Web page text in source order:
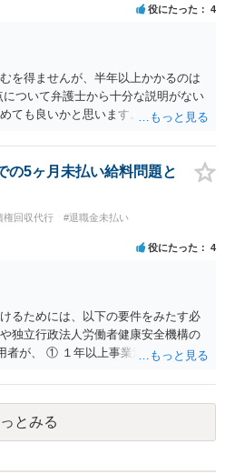
役にたった 4
を得ませんが、半年以上かかるのは
ついて弁護士から十分な説明がない
ても良いかと思います。
の5ヶ月未払い給料問題と
権回収代行
#退職金未払い
役にたった 4
るためには、以下の要件をみたす必
独立行政法人労働者健康安全機構の
者が、 ① １年以上事業活動を行って
してもらう必要あり。 •事実上の倒産
停止し、再開する見込みがなく、賃
準監督署長の認定が必要。 (2) 労働
立て等（法律上の倒産の場合）又は
とみる